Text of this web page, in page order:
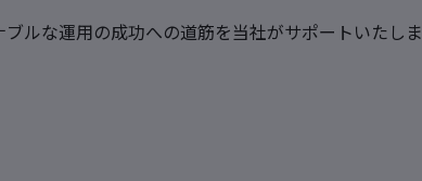
ルな運用の成功への道筋を当社がサポートいたしま